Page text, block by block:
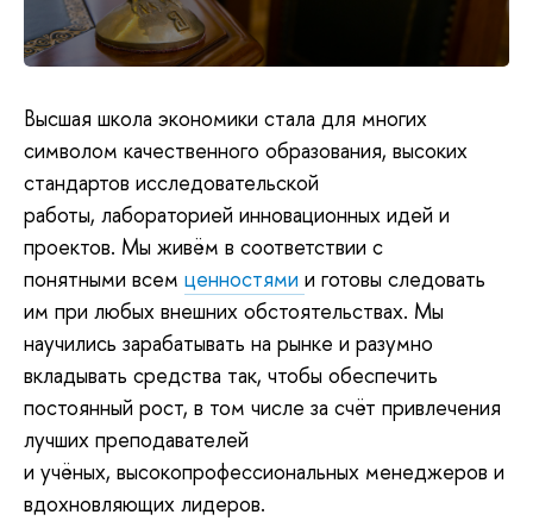
Высшая школа экономики стала для многих
символом качественного образования, высоких
стандартов исследовательской
работы, лабораторией инновационных идей и
проектов. Мы живём в соответствии с
понятными всем ценностями и готовы следовать
им при любых внешних обстоятельствах. Мы
научились зарабатывать на рынке и разумно
вкладывать средства так, чтобы обеспечить
постоянный рост, в том числе за счёт привлечения
лучших преподавателей
и учёных, высокопрофессиональных менеджеров и
вдохновляющих лидеров.